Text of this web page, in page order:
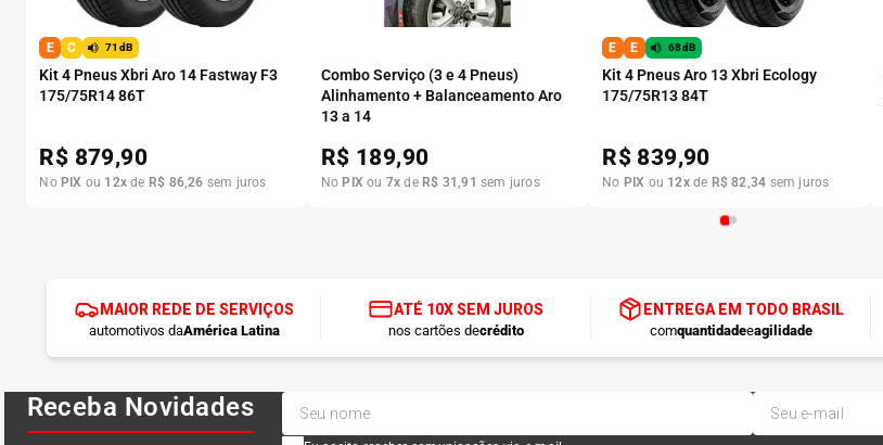
E C 71dB
Kit 4 Pneus Xbri Aro 14 Fastway F3
175/75R14 86T
R$ 879,90
No PIX ou 12x de R$ 86,26 sem juros
Combo Serviço (3 e 4 Pneus)
Alinhamento + Balanceamento Aro
13 a 14
R$ 189,90
No PIX ou 7x de R$ 31 ,91 sem juros
E E 68dB
Kit 4 Pneus Aro 13 Xbri Ecology
175/75R13 84T
R$ 839,90
No PIX ou 12xde R$ 82,34 sem juros
MAIOR REDE DE SERVIÇOS
automotivos daAmérica Latina
ATÉ 10X SEM JUROS
nos cartões decrédito
ENTREGA EM TODO BRASIL
comquantidadeeagilidade
Receba Novidades